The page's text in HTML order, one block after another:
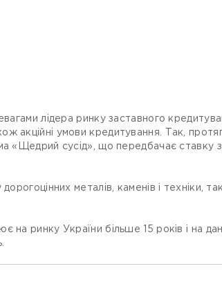
лідера ринку заставного
акційні умови кредитування. Так,
«Щедрий сусід», що передбачає ставку
металів, каменів і техніки,
на ринку України більше 15 років і на